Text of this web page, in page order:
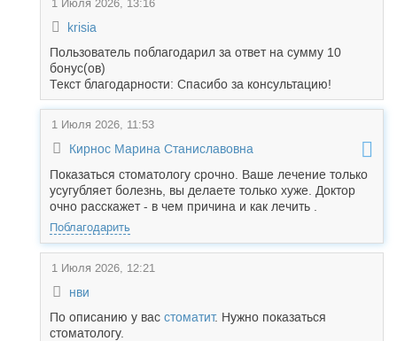
1 Июля 2026, 13:16
krisia
Пользователь поблагодарил за ответ на сумму 10
бонус(ов)
Текст благодарности: Спасибо за консультацию!
1 Июля 2026, 11:53
Кирнос Марина Станиславовна
Показаться стоматологу срочно. Ваше лечение только
усугубляет болезнь, вы делаете только хуже. Доктор
очно расскажет - в чем причина и как лечить .
Поблагодарить
1 Июля 2026, 12:21
нви
По описанию у вас стоматит. Нужно показаться
стоматологу.